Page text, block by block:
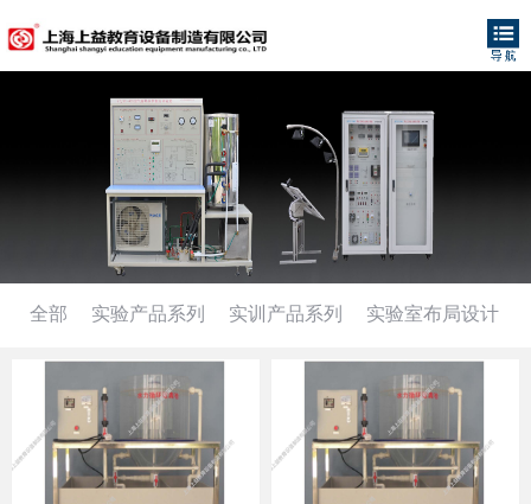
全部 实验产品系列 实训产品系列 实验室布局设计